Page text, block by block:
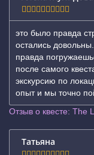
это было правда
остались
правда
после самого
экскурсию по
опыт и мы точно
Отзыв о квесте: The
Татьяна